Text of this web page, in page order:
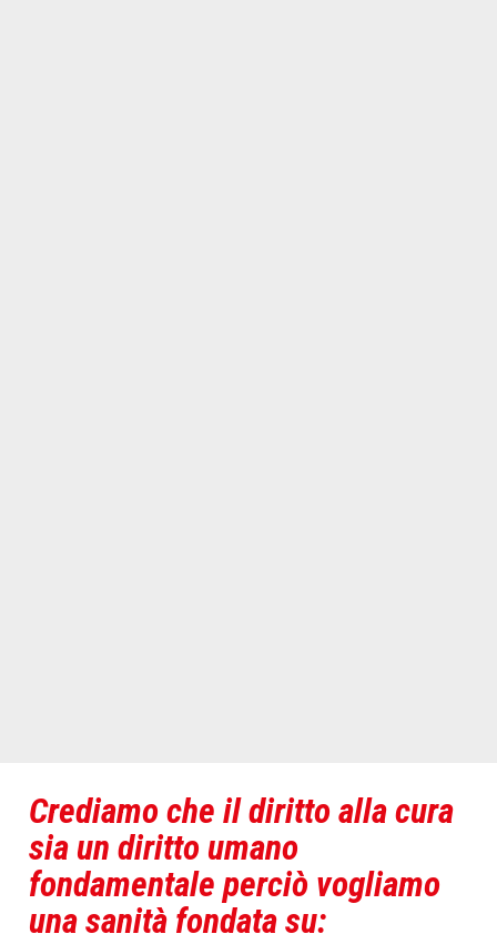
Crediamo che il diritto alla cura
sia un diritto umano
fondamentale perciò vogliamo
una sanità fondata su: